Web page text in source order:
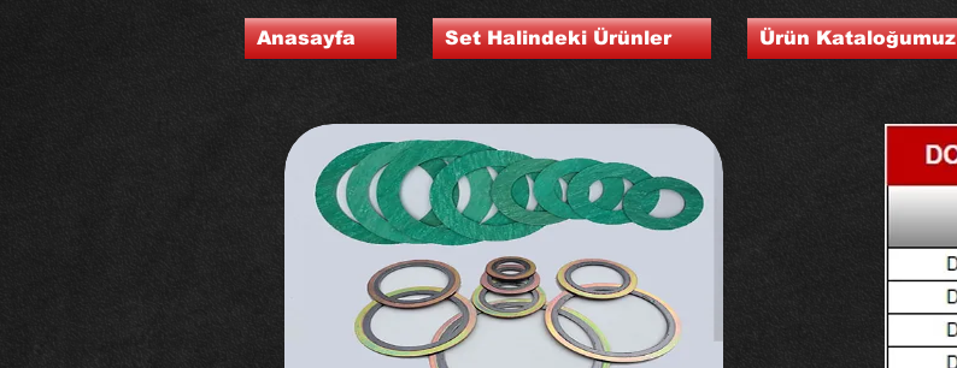
Anasayfa Set Halindeki Ürünler Ürün Kataloğumuz